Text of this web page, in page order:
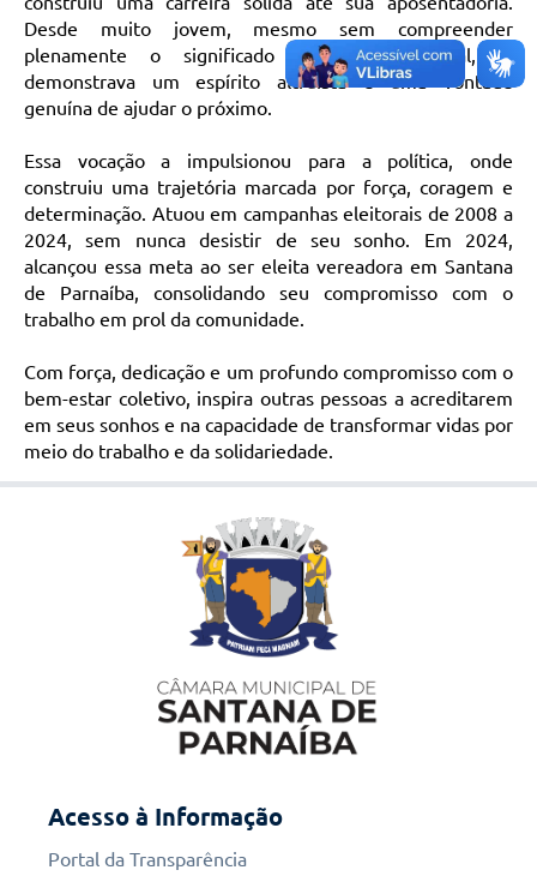
Desde muito jovem, mesmo sem compreender
plenamente o significado de serviço social, já
demonstrava um espírito altruísta e uma vontade
genuína de ajudar o próximo.
Essa vocação a impulsionou para a política, onde
construiu uma trajetória marcada por força, coragem e
determinação. Atuou em campanhas eleitorais de 2008 a
2024, sem nunca desistir de seu sonho. Em 2024,
alcançou essa meta ao ser eleita vereadora em Santana
de Parnaíba, consolidando seu compromisso com o
trabalho em prol da comunidade.
Com força, dedicação e um profundo compromisso com o
bem-estar coletivo, inspira outras pessoas a acreditarem
em seus sonhos e na capacidade de transformar vidas por
meio do trabalho e da solidariedade.
Acesso à Informação
Portal da Transparência